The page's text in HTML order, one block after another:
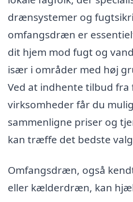
drænsystemer og
omfangsdræn er
dit hjem mod fugt og
især i områder med høj
Ved at indhente tilbud fra
virksomheder får du
sammenligne priser og
kan træffe det bedste
Omfangsdræn, også
eller kælderdræn, kan